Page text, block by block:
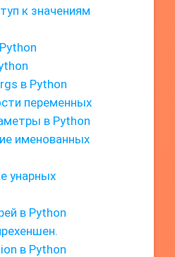
к значениям
в Python
переменных
в Python
именованных
унарных
в Python
в Python